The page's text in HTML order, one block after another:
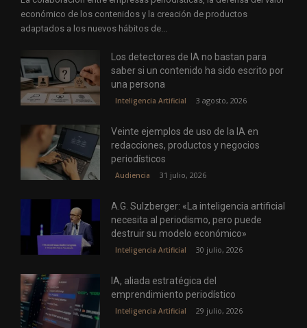
económico de los contenidos y la creación de productos
adaptados a los nuevos hábitos de...
Los detectores de IA no bastan para
saber si un contenido ha sido escrito por
una persona
Inteligencia Artificial 3 agosto, 2026
Veinte ejemplos de uso de la IA en
redacciones, productos y negocios
periodísticos
Audiencia 31 julio, 2026
A.G. Sulzberger: «La inteligencia artificial
necesita al periodismo, pero puede
destruir su modelo económico»
Inteligencia Artificial 30 julio, 2026
IA, aliada estratégica del
emprendimiento periodístico
Inteligencia Artificial 29 julio, 2026